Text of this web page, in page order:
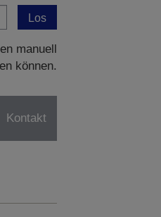
Los
manuell
können.
Kontakt